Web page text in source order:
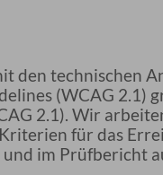
den technischen
(WCAG 2.1)
2.1). Wir
für das
im Prüfbericht